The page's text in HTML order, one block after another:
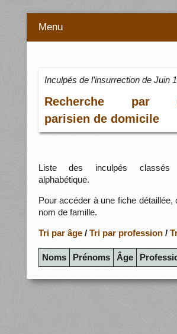
Menu
Inculpés de l’insurrection de Juin
Recherche par
parisien de domicile
Liste des inculpés
alphabétique.
Pour accéder à une fiche détaillée,
nom de famille.
Tri par âge/ Tri par profession/
Noms Prénoms Âge